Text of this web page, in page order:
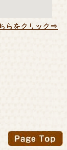
らをクリック⇒